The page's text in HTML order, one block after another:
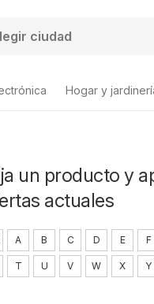
Hogar y
un producto y
actuales
A B C D E F
T U V W X Y